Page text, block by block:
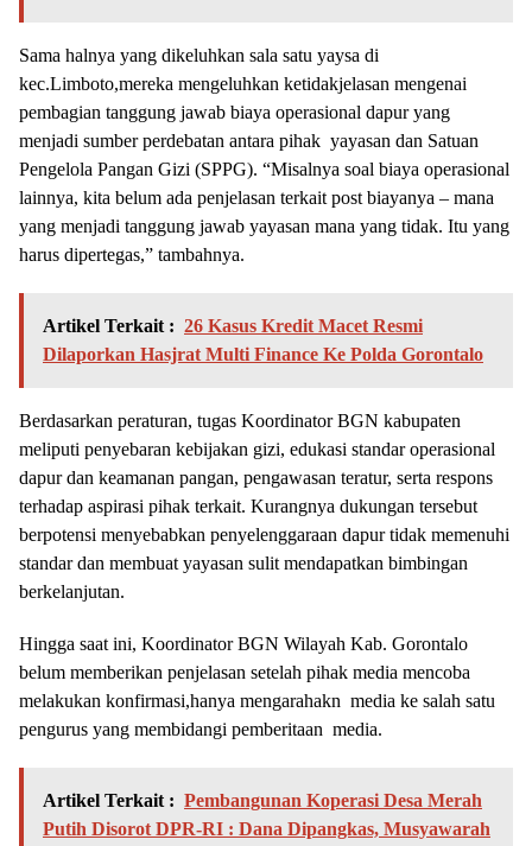
Sama halnya yang dikeluhkan sala satu yaysa di
kec.Limboto,mereka mengeluhkan ketidakjelasan mengenai
pembagian tanggung jawab biaya operasional dapur yang
menjadi sumber perdebatan antara pihak yayasan dan Satuan
Pengelola Pangan Gizi (SPPG). “Misalnya soal biaya operasional
lainnya, kita belum ada penjelasan terkait post biayanya – mana
yang menjadi tanggung jawab yayasan mana yang tidak. Itu yang
harus dipertegas,” tambahnya.
Artikel Terkait : 26 Kasus Kredit Macet Resmi
Dilaporkan Hasjrat Multi Finance Ke Polda Gorontalo
Berdasarkan peraturan, tugas Koordinator BGN kabupaten
meliputi penyebaran kebijakan gizi, edukasi standar operasional
dapur dan keamanan pangan, pengawasan teratur, serta respons
terhadap aspirasi pihak terkait. Kurangnya dukungan tersebut
berpotensi menyebabkan penyelenggaraan dapur tidak memenuhi
standar dan membuat yayasan sulit mendapatkan bimbingan
berkelanjutan.
Hingga saat ini, Koordinator BGN Wilayah Kab. Gorontalo
belum memberikan penjelasan setelah pihak media mencoba
melakukan konfirmasi,hanya mengarahakn media ke salah satu
pengurus yang membidangi pemberitaan media.
Artikel Terkait : Pembangunan Koperasi Desa Merah
Putih Disorot DPR-RI : Dana Dipangkas, Musyawarah